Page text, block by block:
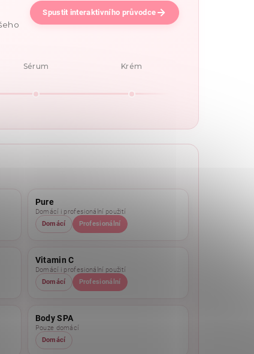
Spustit interaktivního průvodce
Sérum Krém
Pure
Domácí i profesionální použití
Domácí
Profesionální
Vitamin C
Domácí i profesionální použití
Domácí
Profesionální
Body SPA
Pouze domácí
Domácí